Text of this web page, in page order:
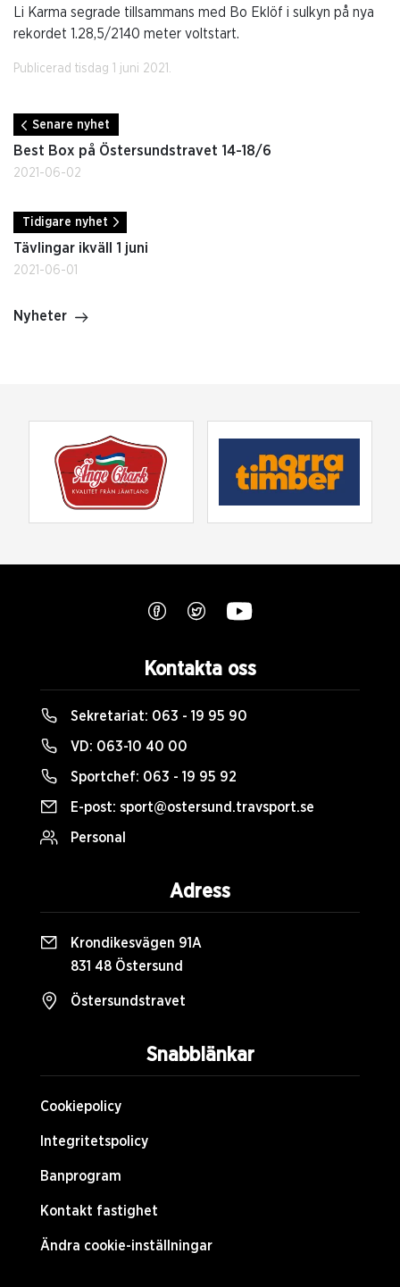
Li Karma segrade tillsammans med Bo Eklöf i sulkyn på nya
rekordet 1.28,5/2140 meter voltstart.
Publicerad tisdag 1 juni 2021.
Senare nyhet
Best Box på Östersundstravet 14-18/6
2021-06-02
Tidigare nyhet
Tävlingar ikväll 1 juni
2021-06-01
Nyheter
Snabblänkar
Cookiepolicy
Integritetspolicy
Banprogram
Kontakt fastighet
Ändra cookie-inställningar
Kontakta oss
Sekretariat: 063 - 19 95 90
VD: 063-10 40 00
Sportchef: 063 - 19 95 92
E-post: sport@ostersund.travsport.se
Personal
Adress
Krondikesvägen 91A
831 48 Östersund
Östersundstravet